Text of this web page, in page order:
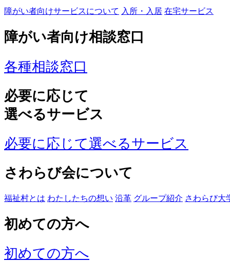
障がい者向けサービスについて 入所・入居 在宅サービス
障がい者向け相談窓口
各種相談窓口
必要に応じて
選べるサービス
必要に応じて選べるサービス
さわらび会について
福祉村とは わたしたちの想い 沿革 グループ紹介 さわらび大
初めての方へ
初めての方へ